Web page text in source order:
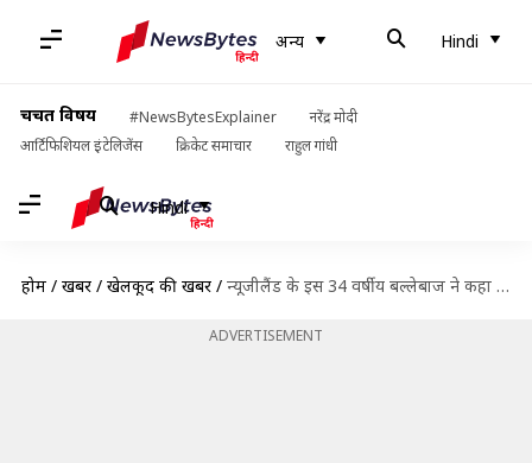
अन्य Hindi
चर्चित विषय #NewsBytesExplainer
नरेंद्र मोदी
आर्टिफिशियल इंटेलिजेंस
क्रिकेट समाचार राहुल गांधी
Hindi
होम / खबरें / खेलकूद की खबरें / न्यूजीलैंड के इस 34 वर्षीय बल्लेबाज ने कहा क्रिकेट को अलविदा
ADVERTISEMENT